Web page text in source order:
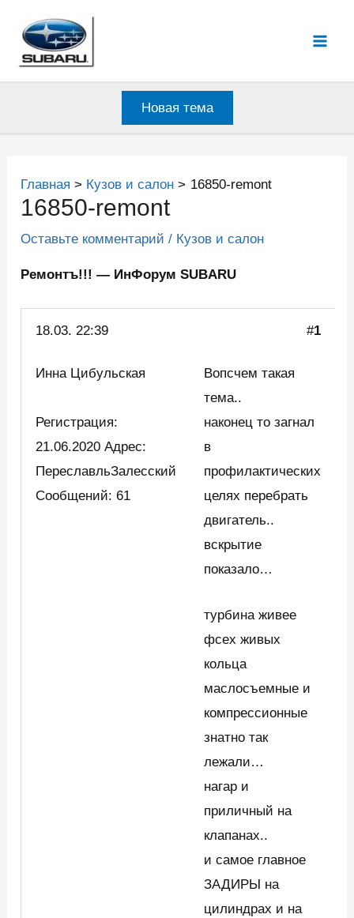
содержимому
Новая тема
Главная Кузов и салон 16850-remont
16850-remont
Оставьте комментарий / Кузов и салон
Ремонтъ!!! — ИнФорум SUBARU
18.03. 22:39 #1
Инна Цибульская
Регистрация:
21.06.2020 Адрес:
ПереславльЗалесский
Сообщений: 61
Вопсчем такая
тема..
наконец то загнал
в
профилактических
целях перебрать
двигатель..
вскрытие
показало…
турбина живее
фсех живых
кольца
маслосъемные и
компрессионные
знатно так
лежали…
нагар и
приличный на
клапанах..
и самое главное
ЗАДИРЫ на
цилиндрах и на